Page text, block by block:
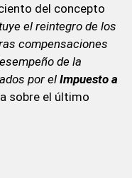
del concepto
el reintegro de los
compensaciones
de la
por el Impuesto a
sobre el último